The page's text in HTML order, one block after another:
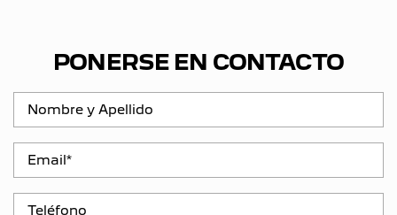
PONERSE EN CONTACTO